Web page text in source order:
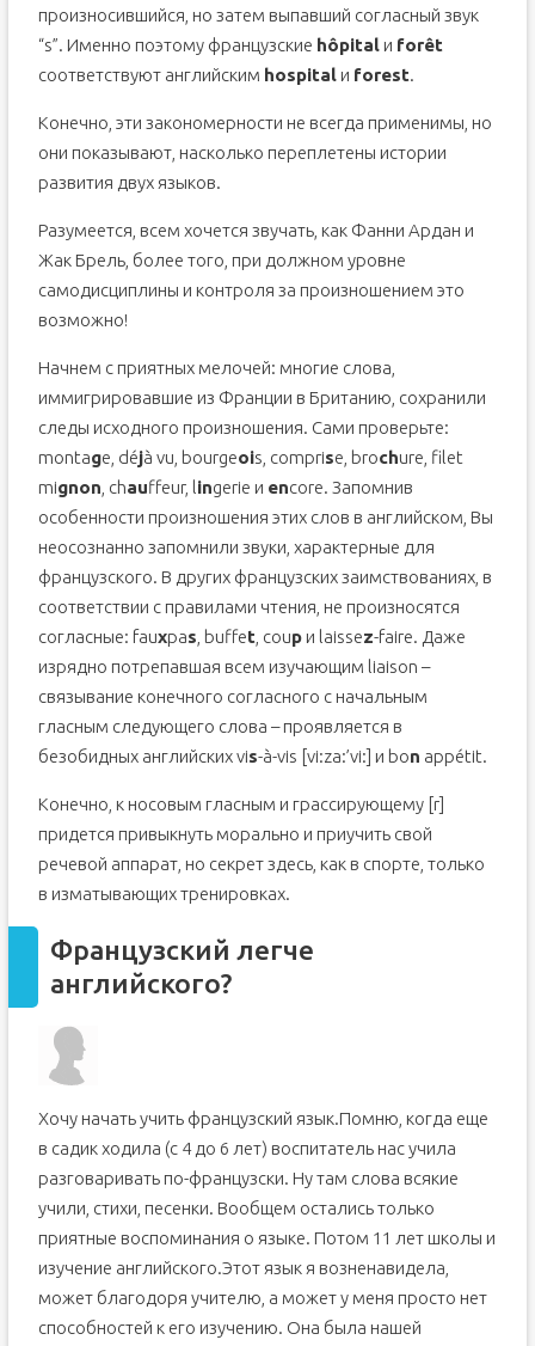
произносившийся, но затем выпавший согласный звук
“s”. Именно поэтому французские hôpitalи forêt
соответствуют английским hospitalи forest.
Конечно, эти закономерности не всегда применимы, но
они показывают, насколько переплетены истории
развития двух языков.
Разумеется, всем хочется звучать, как Фанни Ардан и
Жак Брель, более того, при должном уровне
самодисциплины и контроля за произношением это
возможно!
Начнем с приятных мелочей: многие слова,
иммигрировавшие из Франции в Британию, сохранили
следы исходного произношения. Сами проверьте:
montage, déjà vu, bourgeois, comprise, brochure, filet
mignon , chauffeur, lingerie и encore. Запомнив
особенности произношения этих слов в английском, Вы
неосознанно запомнили звуки, характерные для
французского. В других французских заимствованиях, в
соответствии с правилами чтения, не произносятся
согласные: fauxpas , buffet , coupи laissez-faire. Даже
изрядно потрепавшая всем изучающим liaison –
связывание конечного согласного с начальным
гласным следующего слова – проявляется в
безобидных английских vis-à-vis [vi:za:’vi:] и bon appétit.
Конечно, к носовым гласным и грассирующему [r]
придется привыкнуть морально и приучить свой
речевой аппарат, но секрет здесь, как в спорте, только
в изматывающих тренировках.
Французский легче
английского?
Хочу начать учить французский язык.Помню, когда еще
в садик ходила (с 4 до 6 лет) воспитатель нас учила
разговаривать по-французски. Ну там слова всякие
учили, стихи, песенки. Вообщем остались только
приятные воспоминания о языке. Потом 11 лет школы и
изучение английского.Этот язык я возненавидела,
может благодоря учителю, а может у меня просто нет
способностей к его изучению. Она была нашей